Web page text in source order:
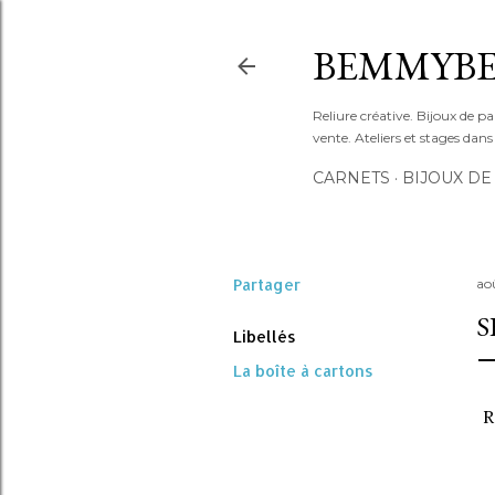
Reliure créative. Bijoux de
vente. Ateliers et stages
CARNETS BIJOUX
Partager
Libellés
La boîte à cartons